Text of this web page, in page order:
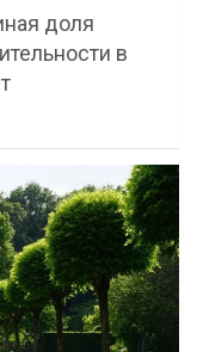
доля
в